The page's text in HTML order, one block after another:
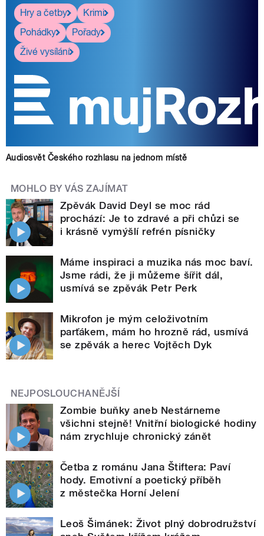
Hry a četby
Krimi
Pohádky
Pořady
Živé vysílání
Audiosvět Českého rozhlasu na jednom místě
MOHLO BY VÁS ZAJÍMAT
Zpěvák David Deyl se moc rád
prochází: Je to zdravé a při chůzi se
i krásně vymýšlí refrén písničky
Máme inspiraci a muzika nás moc baví.
Jsme rádi, že ji můžeme šířit dál,
usmívá se zpěvák Petr Perk
Mikrofon je mým celoživotním
parťákem, mám ho hrozně rád, usmívá
se zpěvák a herec Vojtěch Dyk
NEJPOSLOUCHANĚJŠÍ
Zombie buňky aneb Nestárneme
všichni stejně! Vnitřní biologické hodiny
nám zrychluje chronický zánět
Četba z románu Jana Štiftera: Paví
hody. Emotivní a poetický příběh
z městečka Horní Jelení
Leoš Šimánek: Život plný dobrodružství